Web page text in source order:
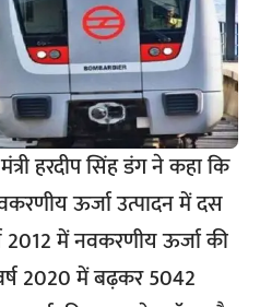
हरदीप सिंह डंग ने कहा कि
ऊर्जा उत्पादन में दस
2012 में नवकरणीय ऊर्जा की
2020 में बढ़कर 5042